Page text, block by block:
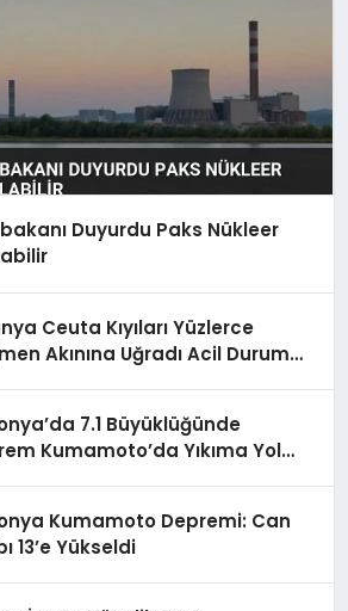
Duyurdu Paks Nükleer
Ceuta Kıyıları Yüzlerce
Akınına Uğradı Acil Durum
7.1 Büyüklüğünde
Kumamoto’da Yıkıma Yol
Kumamoto Depremi: Can
13’e Yükseldi